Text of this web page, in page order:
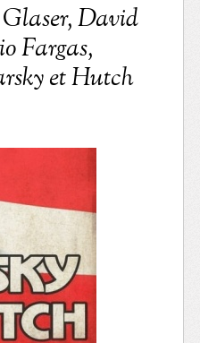
David
Fargas,
et Hutch